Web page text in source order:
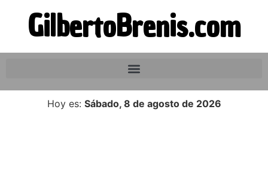
GilbertoBrenis.com
Hoy es: Sábado, 8 de agosto de 2026